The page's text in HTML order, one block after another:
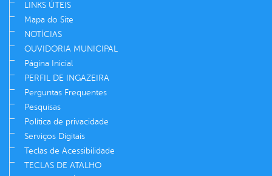
LINKS ÚTEIS
Mapa do Site
NOTÍCIAS
OUVIDORIA MUNICIPAL
Página Inicial
PERFIL DE INGAZEIRA
Perguntas Frequentes
Pesquisas
Política de privacidade
Serviços Digitais
Teclas de Acessibilidade
TECLAS DE ATALHO